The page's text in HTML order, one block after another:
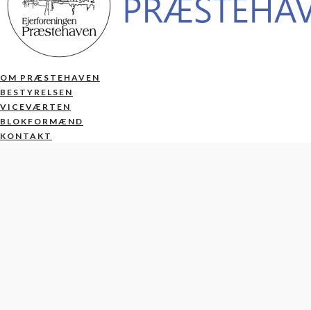
OM PRÆSTEHAVEN
BESTYRELSEN
VICEVÆRTEN
BLOKFORMÆND
KONTAKT